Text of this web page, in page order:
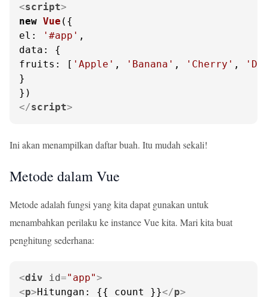
<script>
new Vue
el : '#app'
data
fruits : [ 'Apple' , 'Banana' , 'Cherry' ,
}
</script>
Ini akan menampilkan daftar buah. Itu mudah sekali!
Metode dalam Vue
Metode adalah fungsi yang kita dapat gunakan untuk
menambahkan perilaku ke instance Vue kita. Mari kita buat
penghitung sederhana:
<div id="app">
<p>Hitungan: {{ count }}</p>